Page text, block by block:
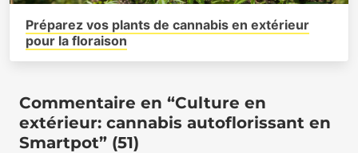
Préparez vos plants de cannabis en extérieur
pour la floraison
Commentaire en “Culture en
extérieur: cannabis autoflorissant en
Smartpot” (51)